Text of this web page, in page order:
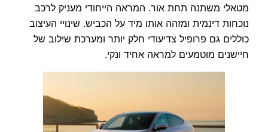
מטאלי משתנה תחת אור. המראה הייחודי מעניק לרכב
נוכחות דינמית ומזהה אותו מיד על הכביש. שינויי העיצוב
כוללים גם פרופיל צדיעודי חלק יותר ומערכת שילוב של
חיישנים מוטמעים למראה אחיד ונקי.